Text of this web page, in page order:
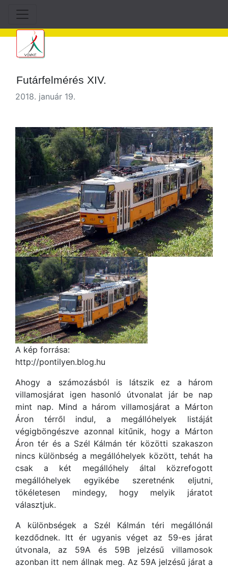
Futárfelmérés XIV.
2018. január 19.
A kép forrása:
http://pontilyen.blog.hu
Ahogy a számozásból is látszik ez a három
villamosjárat igen hasonló útvonalat jár be nap
mint nap. Mind a három villamosjárat a Márton
Áron térről indul, a megállóhelyek listáját
végigböngészve azonnal kitűnik, hogy a Márton
Áron tér és a Szél Kálmán tér közötti szakaszon
nincs különbség a megállóhelyek között, tehát ha
csak a két megállóhely által közrefogott
megállóhelyek egyikébe szeretnénk eljutni,
tökéletesen mindegy, hogy melyik járatot
választjuk.
A különbségek a Szél Kálmán téri megállónál
kezdődnek. Itt ér ugyanis véget az 59-es járat
útvonala, az 59A és 59B jelzésű villamosok
azonban itt nem állnak meg. Az 59A jelzésű járat a